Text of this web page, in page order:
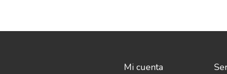
Mi cuenta